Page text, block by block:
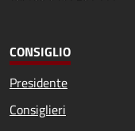
CONSIGLIO
Presidente
Consiglieri